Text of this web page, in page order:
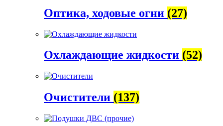
Оптика, ходовые огни (27)
Охлаждающие жидкости (52)
Очистители (137)